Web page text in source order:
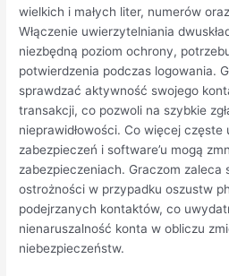
wielkich i małych liter, numerów
Włączenie uwierzytelniania
niezbędną poziom ochrony,
potwierdzenia podczas logowania.
sprawdzać aktywność swojego
transakcji, co pozwoli na szybkie
nieprawidłowości. Co więcej
zabezpieczeń i software’u mogą
zabezpieczeniach. Graczom zaleca
ostrożności w przypadku oszustw
podejrzanych kontaktów, co
nienaruszalność konta w obliczu
niebezpieczeństw.